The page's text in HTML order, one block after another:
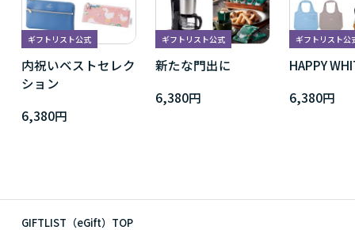
ギフトリスト公式
内祝いベストセレク
ション
6,380円
ギフトリスト公式
新たな門出に
6,380円
ギフトリスト公
HAPPY
6,380円
GIFTLIST（eGift）TOP